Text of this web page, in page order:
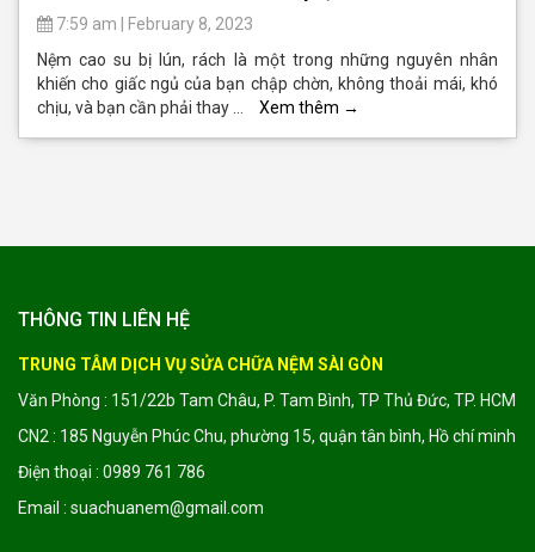
7:59 am
February 8, 2023
Nệm cao su bị lún, rách là một trong những nguyên nhân
khiến cho giấc ngủ của bạn chập chờn, không thoải mái, khó
chịu, và bạn cần phải thay …
Xem thêm →
THÔNG TIN LIÊN HỆ
TRUNG TÂM DỊCH VỤ SỬA CHỮA NỆM SÀI GÒN
Văn Phòng : 151/22b Tam Châu, P. Tam Bình, TP Thủ Đức, TP. HCM
CN2 : 185 Nguyễn Phúc Chu, phường 15, quận tân bình, Hồ chí minh
Điện thoại : 0989 761 786
Email : suachuanem@gmail.com